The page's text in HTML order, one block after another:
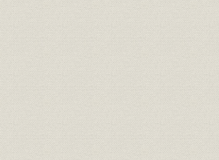
仙台支店
名古屋支店
広島支店
福岡支店
大分支店
補2. 三井グループ内における当社
月曜会
三井商号商標保全会